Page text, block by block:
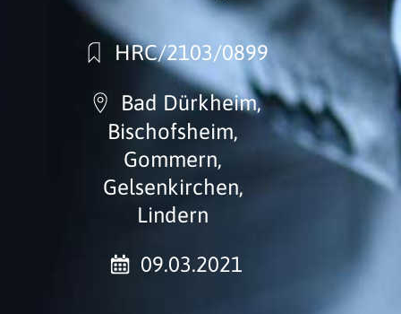
HRC/2103/0899
Bad Dürkheim,
Bischofsheim,
Gommern,
Gelsenkirchen,
Lindern
09.03.2021